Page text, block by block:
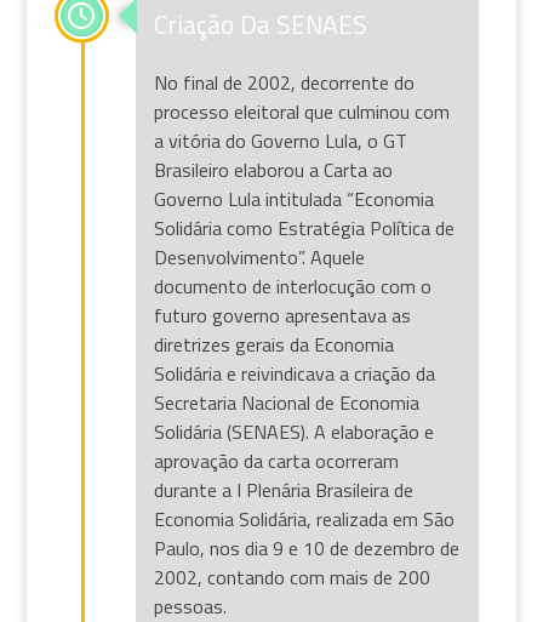
Criação Da SENAES
No final de 2002, decorrente do
processo eleitoral que culminou com
a vitória do Governo Lula, o GT
Brasileiro elaborou a Carta ao
Governo Lula intitulada “Economia
Solidária como Estratégia Política de
Desenvolvimento”. Aquele
documento de interlocução com o
futuro governo apresentava as
diretrizes gerais da Economia
Solidária e reivindicava a criação da
Secretaria Nacional de Economia
Solidária (SENAES). A elaboração e
aprovação da carta ocorreram
durante a I Plenária Brasileira de
Economia Solidária, realizada em São
Paulo, nos dia 9 e 10 de dezembro de
2002, contando com mais de 200
pessoas.